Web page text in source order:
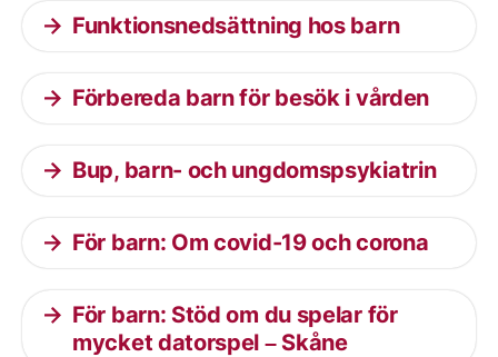
Funktionsnedsättning hos barn
Förbereda barn för besök i vården
Bup, barn- och ungdomspsykiatrin
För barn: Om covid-19 och corona
För barn: Stöd om du spelar för
mycket datorspel – Skåne